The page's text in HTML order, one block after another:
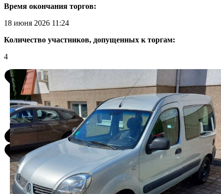
Время окончания торгов:
18 июня 2026 11:24
Количество участников, допущенных к торгам:
4